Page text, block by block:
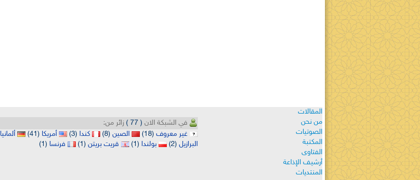
المقالات
من نحن
الصوتيات
المكتبة
الفتاوى
أرشيف الإذاعة
المنتديات
في الشبكة الان ( 77 )
زائر من:
غير معروف (18) الصين (8) كندا (3) أمريكا (41) ألمانيا
البرازيل (2) بولندا (1) قريت بريتن (1) فرنسا (1)